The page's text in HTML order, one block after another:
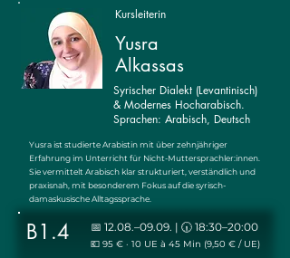
Kursleiterin
Yusra
Alkassas
Syrischer Dialekt (Levantinisch)
& Modernes Hocharabisch.
Sprachen: Arabisch, Deutsch
Yusra ist studierte Arabistin mit über zehnjähriger
Erfahrung im Unterricht für Nicht-Muttersprachler:innen.
Sie vermittelt Arabisch klar strukturiert, verständlich und
praxisnah, mit besonderem Fokus auf die syrisch-
damaskusische Alltagssprache.
B1.4 📅 12.08.–09.09. | 🕡 18:30–20:00
💶 95 € · 10 UE à 45 Min (9,50 € / UE)